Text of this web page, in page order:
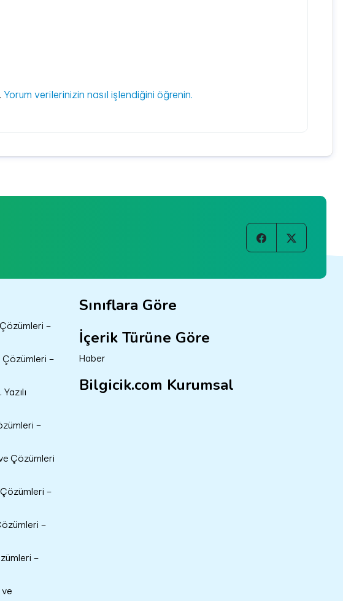
Yorum verilerinizin nasıl işlendiğini öğrenin.
Çözümleri –
Çözümleri –
–
ve Çözümleri
Çözümleri –
–
–
ve
Sınıflara Göre
İçerik Türüne Göre
Haber
Bilgicik.com Kurumsal